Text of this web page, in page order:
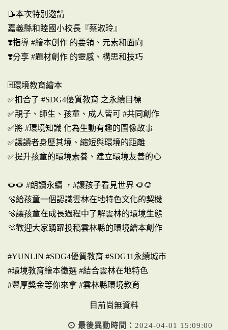
📝本次特別邀請
嘉義縣和睦國小校長『蔡淑玲』
❣️指導 #繪本創作 的要領、元素和面向
❣️分享 #題材創作 的靈感、構思和技巧
🃏環境教育繪本
✅扣合了 #SDG4優質教育 之永續目標
✅親子、師生、孩童、成人皆可 #共同創作
✅將 #環境知識 化為生動有趣的圖像故事
✅讓讀者身歷其境、縮短與環境的距離
✅提升孩童的環境素養、建立環境友善的心
🌻🌻 #朗讀永續 ，#讓孩子看見世界 🌻🌻
🫧給孩童一個認識雲林在地特色文化的契機
🫧讓孩童在成長過程中了解雲林的環境生態
🫧歡迎大家踴躍投稿雲林縣的環境繪本創作
#YUNLIN #SDG4優質教育 #SDG11永續城市
#環境教育繪本徵選 #結合雲林在地特色
#豐厚獎金等你來拿 #雲林縣環境教育
目前尚無資料
最後異動時間： 2024-04-01 15:09:00